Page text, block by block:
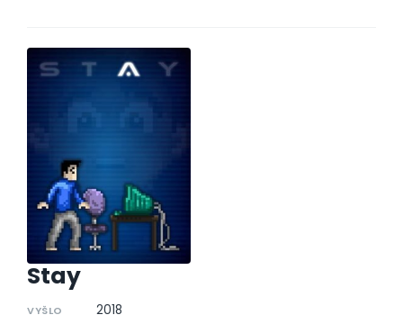
Stay
VYŠLO 2018